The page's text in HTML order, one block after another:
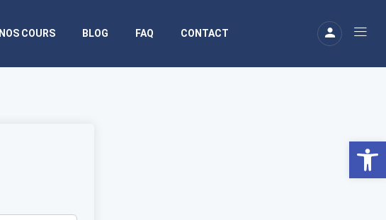
NOS COURS BLOG FAQ CONTACT